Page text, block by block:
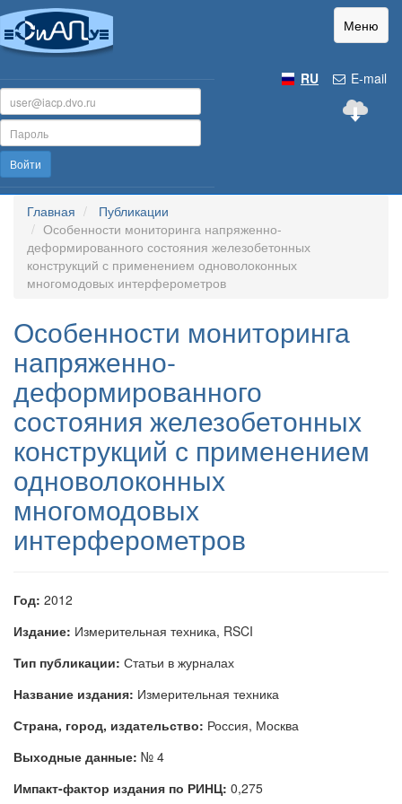
Меню
E-mail
RU
Войти
Главная
Публикации
Особенности мониторинга напряженно-
деформированного состояния железобетонных
конструкций с применением одноволоконных
многомодовых интерферометров
Особенности мониторинга
напряженно-
деформированного
состояния железобетонных
конструкций с применением
одноволоконных
многомодовых
интерферометров
Год: 2012
Издание: Измерительная техника, RSCI
Тип публикации: Статьи в журналах
Название издания: Измерительная техника
Страна, город, издательство: Россия, Москва
Выходные данные: № 4
Импакт-фактор издания по РИНЦ: 0,275